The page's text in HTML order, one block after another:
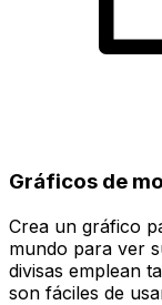
Gráficos de
Crea un gráfico
mundo para ver
divisas emplean
son fáciles de